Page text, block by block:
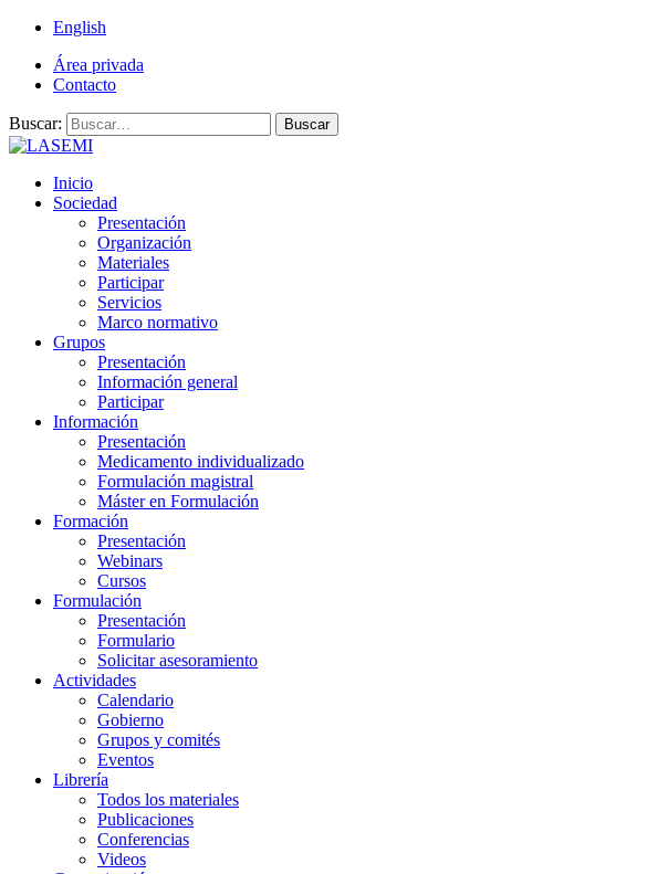
English
Área privada
Contacto
Buscar: Buscar
Inicio
Sociedad
Presentación
Organización
Materiales
Participar
Servicios
Marco normativo
Grupos
Presentación
Información general
Participar
Información
Presentación
Medicamento individualizado
Formulación magistral
Máster en Formulación
Formación
Presentación
Webinars
Cursos
Formulación
Presentación
Formulario
Solicitar asesoramiento
Actividades
Calendario
Gobierno
Grupos y comités
Eventos
Librería
Todos los materiales
Publicaciones
Conferencias
Videos